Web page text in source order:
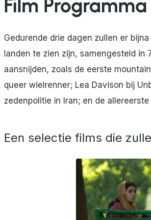
Film Programma
Gedurende drie dagen zullen er
landen te zien zijn, samengesteld in
aansnijden, zoals de eerste
queer wielrenner; Lea Davison bij
zedenpolitie in Iran; en de
Een selectie films die